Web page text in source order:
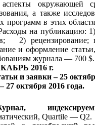
аспекты окружающей
а также
программ в этих
на публикацию:
2) рецензирование;
и оформление
журнала — 700 $.
2016 г.
и заявки – 25
октября 2016 года.
Quartile — Q2.